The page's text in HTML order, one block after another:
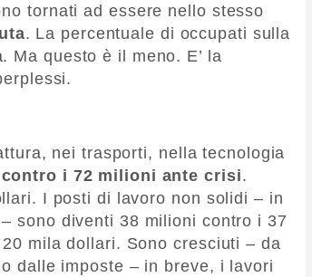
tornati ad essere nello stesso
. La percentuale di occupati sulla
Ma questo è il meno. E’ la
nei trasporti, nella tecnologia
i 72 milioni ante crisi.
I posti di lavoro non solidi – in
sono diventi 38 milioni contro i 37
mila dollari. Sono cresciuti – da
dalle imposte – in breve, i lavori